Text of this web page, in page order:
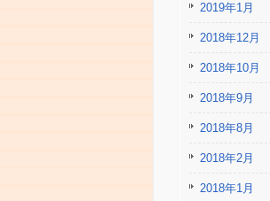
2019年1月
2018年12月
2018年10月
2018年9月
2018年8月
2018年2月
2018年1月